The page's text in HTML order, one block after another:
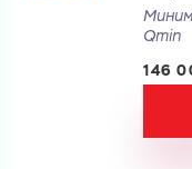
Qmin
146